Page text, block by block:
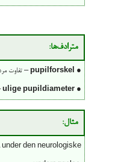
مترادف‌ها:
●
pupilforskel– تفاوت
●
ulige pupildiameter
مثال:
under den neurologiske